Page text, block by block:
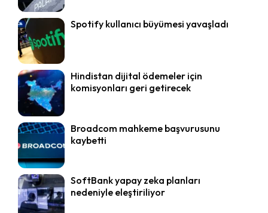
Spotify kullanıcı büyümesi yavaşladı
Hindistan dijital ödemeler için
komisyonları geri getirecek
Broadcom mahkeme başvurusunu
kaybetti
SoftBank yapay zeka planları
nedeniyle eleştiriliyor